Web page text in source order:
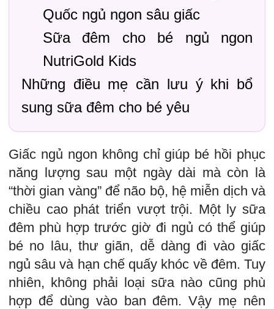
Quốc ngủ ngon sâu giấc
Sữa đêm cho bé ngủ ngon
NutriGold Kids
Những điều mẹ cần lưu ý khi bổ
sung sữa đêm cho bé yêu
Giấc ngủ ngon không chỉ giúp bé hồi phục
năng lượng sau một ngày dài mà còn là
“thời gian vàng” để não bộ, hệ miễn dịch và
chiều cao phát triển vượt trội. Một ly sữa
đêm phù hợp trước giờ đi ngủ có thể giúp
bé no lâu, thư giãn, dễ dàng đi vào giấc
ngủ sâu và hạn chế quấy khóc về đêm. Tuy
nhiên, không phải loại sữa nào cũng phù
hợp để dùng vào ban đêm. Vậy mẹ nên